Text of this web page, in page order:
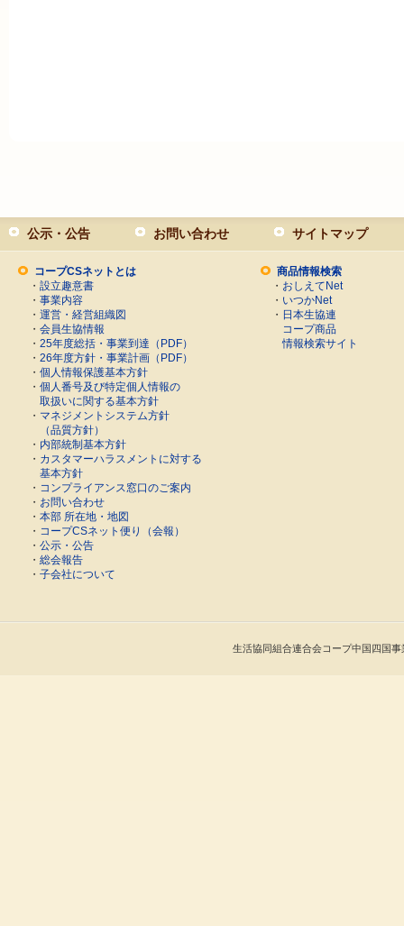
公示・公告 お問い合わせ サイトマップ
コープCSネットとは
・ 設立趣意書
・ 事業内容
・ 運営・経営組織図
・ 会員生協情報
・ 25年度総括・事業到達（PDF）
・ 26年度方針・事業計画（PDF）
・ 個人情報保護基本方針
・ 個人番号及び特定個人情報の
取扱いに関する基本方針
・ マネジメントシステム方針
（品質方針）
・ 内部統制基本方針
・ カスタマーハラスメントに対する
基本方針
・ コンプライアンス窓口のご案内
・ お問い合わせ
・ 本部 所在地・地図
・ コープCSネット便り（会報）
・ 公示・公告
・ 総会報告
・ 子会社について
商品情報検索
・ おしえてNet
・ いつかNet
・ 日本生協連
コープ商品
情報検索サイト
生活協同組合連合会コープ中国四国